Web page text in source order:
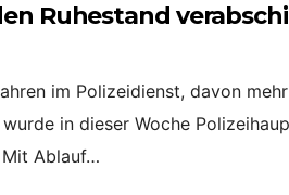
Ruhestand
im Polizeidienst, davon
in dieser Woche
Ablauf…